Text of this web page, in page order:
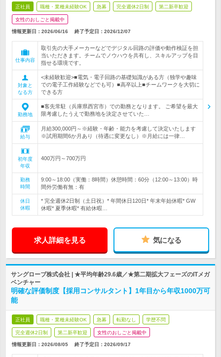
正社員 職種・業種未経験OK 急募 完全週休2日制 第二新卒歓迎
女性のおしごと掲載中
情報更新日：2026/06/16 終了予定日： 2026/12/07
仕事内容
取引先の大手メーカーなどでデジタル回路の評価や動作検証を担
当いただきます。チームでノウハウを共有し、スキルアップを目
指せる環境です。
対象と
なる方
<未経験歓迎>■電気・電子回路の基礎知識がある方（独学や趣味
での電子工作経験などでも可）■高卒以上■チームワークを大切に
できる方
勤務地
■客先常駐（兵庫県西宮市）での勤務となります。 ご希望を最大
限考慮したうえで勤務地を決定させていた…
給与
月給300,000円～※経験・年齢・能力を考慮して決定いたします
※試用期間6か月あり（待遇に変更なし）※月給には一律…
初年度
年収
400万円～700万円
勤務
時間
9:00～18:00（実働：8時間）休憩時間：60分（12:00～13:00）時
間外労働有無：有
休日
休暇
* 完全週休2日制（土日祝）* 年間休日120日* 年末年始休暇* GW
休暇* 夏季休暇* 有給休暇…
求人詳細を見る 気になる
サングローブ株式会社 | ★平均年齢29.6歳／★第二期拡大フェーズのITメガ
ベンチャー
明確な評価制度【採用コンサルタント】1年目から年収1000万可
能
正社員 職種・業種未経験OK 急募 転勤なし 学歴不問
完全週休2日制 第二新卒歓迎 女性のおしごと掲載中
情報更新日：2026/08/05 終了予定日： 2026/09/17